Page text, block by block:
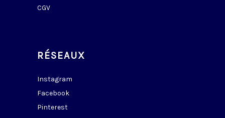
CGV
RÉSEAUX
Instagram
Facebook
Pinterest